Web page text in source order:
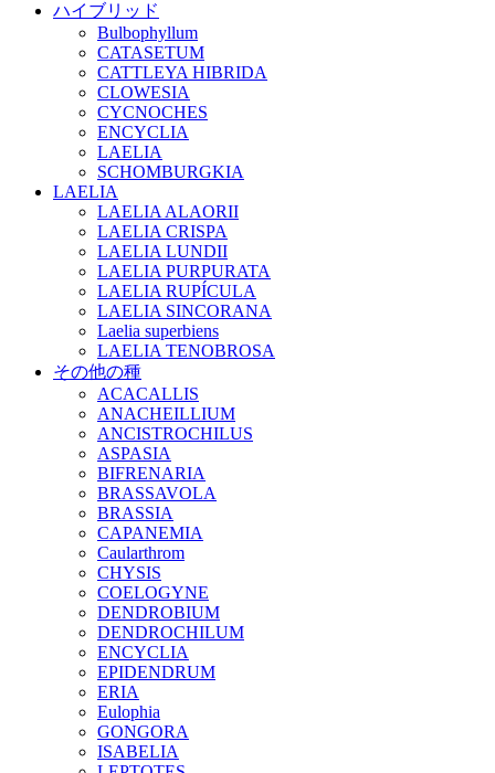
ハイブリッド
Bulbophyllum
CATASETUM
CATTLEYA HIBRIDA
CLOWESIA
CYCNOCHES
ENCYCLIA
LAELIA
SCHOMBURGKIA
LAELIA
LAELIA ALAORII
LAELIA CRISPA
LAELIA LUNDII
LAELIA PURPURATA
LAELIA RUPÍCULA
LAELIA SINCORANA
Laelia superbiens
LAELIA TENOBROSA
その他の種
ACACALLIS
ANACHEILLIUM
ANCISTROCHILUS
ASPASIA
BIFRENARIA
BRASSAVOLA
BRASSIA
CAPANEMIA
Caularthrom
CHYSIS
COELOGYNE
DENDROBIUM
DENDROCHILUM
ENCYCLIA
EPIDENDRUM
ERIA
Eulophia
GONGORA
ISABELIA